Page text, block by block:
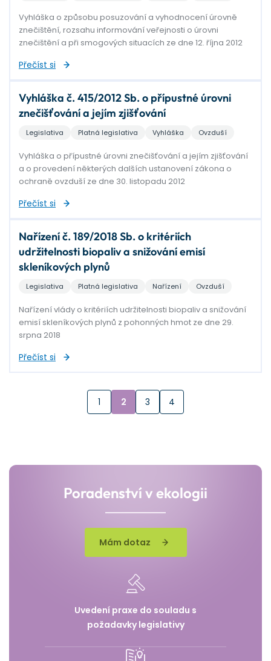
Vyhláška o způsobu posuzování a vyhodnocení úrovně
znečištění, rozsahu informování veřejnosti o úrovni
znečištění a při smogových situacích ze dne 12. října 2012
Přečíst si
Vyhláška č. 415/2012 Sb. o přípustné úrovni
znečišťování a jejím zjišťování
Legislativa Platná legislativa Vyhláška Ovzduší
Vyhláška o přípustné úrovni znečišťování a jejím zjišťování
a o provedení některých dalších ustanovení zákona o
ochraně ovzduší ze dne 30. listopadu 2012
Přečíst si
Nařízení č. 189/2018 Sb. o kritériích
udržitelnosti biopaliv a snižování emisí
skleníkových plynů
Legislativa Platná legislativa Nařízení Ovzduší
Nařízení vlády o kritériích udržitelnosti biopaliv a snižování
emisí skleníkových plynů z pohonných hmot ze dne 29.
srpna 2018
Přečíst si
1 2 3 4
Poradenství v ekologii
Mám dotaz
Uvedení praxe do souladu s
požadavky legislativy